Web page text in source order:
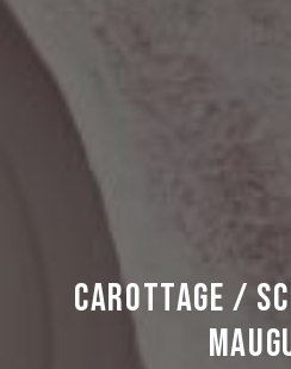
Carottage /